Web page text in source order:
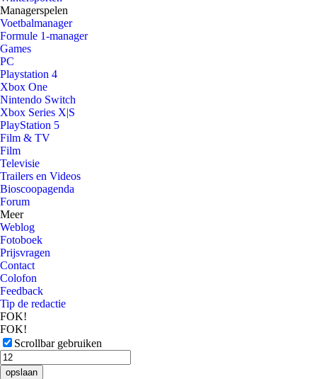
Managerspelen
Voetbalmanager
Formule 1-manager
Games
PC
Playstation 4
Xbox One
Nintendo Switch
Xbox Series X|S
PlayStation 5
Film & TV
Film
Televisie
Trailers en Videos
Bioscoopagenda
Forum
Meer
Weblog
Fotoboek
Prijsvragen
Contact
Colofon
Feedback
Tip de redactie
FOK!
FOK!
Scrollbar gebruiken
opslaan